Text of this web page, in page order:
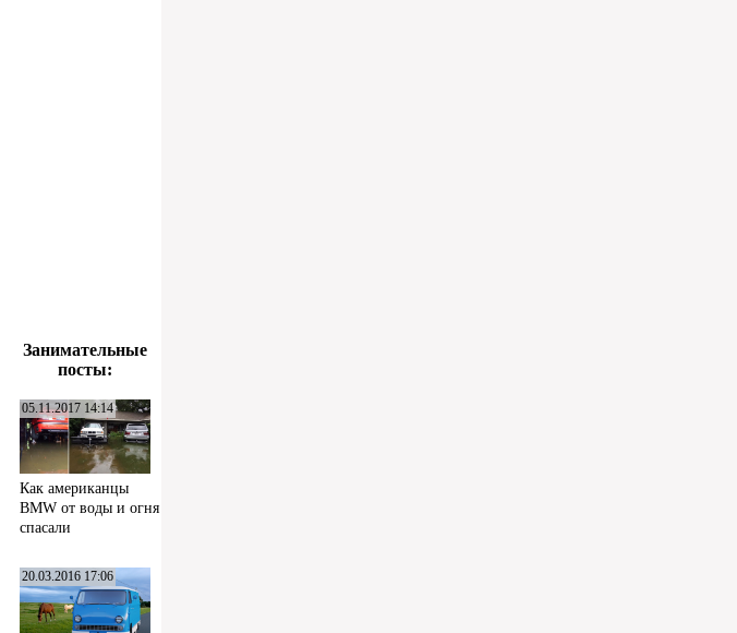
Занимательные
посты:
05.11.2017 14:14
Как американцы
BMW от воды и огня
спасали
20.03.2016 17:06